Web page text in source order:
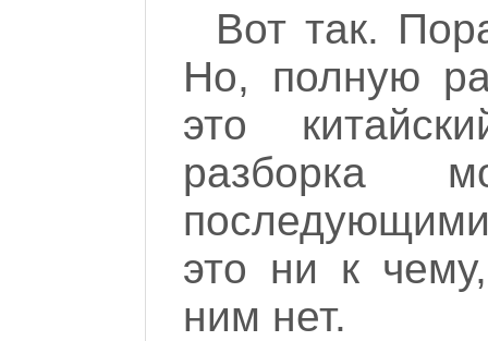
Вот так.
Но, полную
это
разборка
это ни к
ним нет.